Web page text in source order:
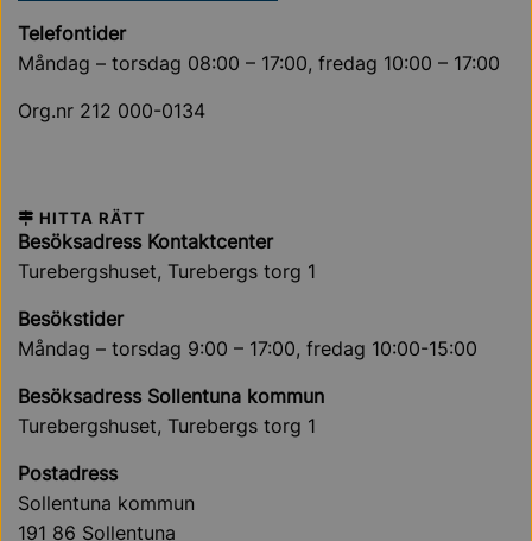
Telefontider
Måndag – torsdag 08:00 – 17:00, fredag 10:00 – 17:00
Org.nr 212 000-0134
HITTA RÄTT
Besöksadress Kontaktcenter
Turebergshuset, Turebergs torg 1
Besökstider
Måndag – torsdag 9:00 – 17:00, fredag 10:00-15:00
Besöksadress Sollentuna kommun
Turebergshuset, Turebergs torg 1
Postadress
Sollentuna kommun
191 86 Sollentuna